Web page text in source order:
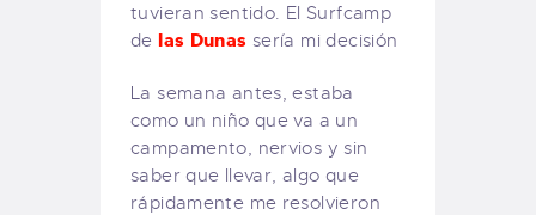
tuvieran sentido. El Surfcamp
delas Dunas sería mi decisión
La semana antes, estaba
como un niño que va a un
campamento, nervios y sin
saber que llevar, algo que
rápidamente me resolvieron